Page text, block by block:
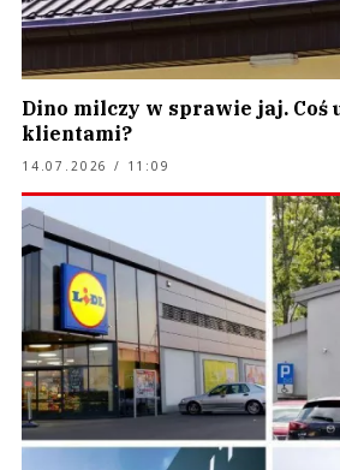
Dino milczy w sprawie jaj. Coś
klientami?
14.07.2026 / 11:09